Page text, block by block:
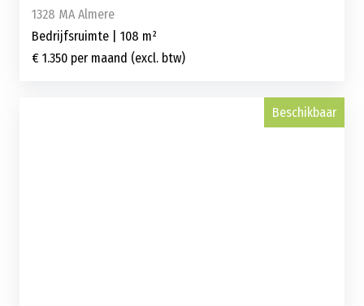
1328 MA Almere
Bedrijfsruimte | 108 m²
€ 1.350 per maand (excl. btw)
Beschikbaar